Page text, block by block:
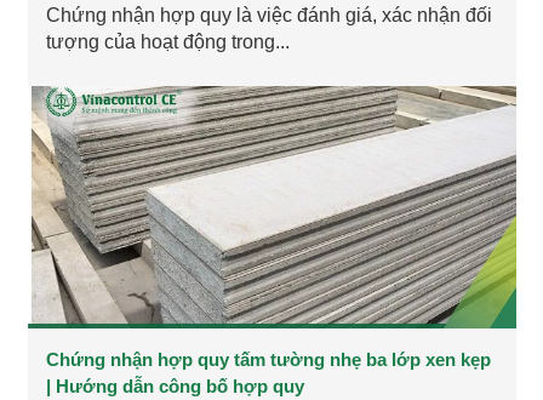
Chứng nhận hợp quy là việc đánh giá, xác nhận đối
tượng của hoạt động trong...
Chứng nhận hợp quy tấm tường nhẹ ba lớp xen kẹp
| Hướng dẫn công bố hợp quy